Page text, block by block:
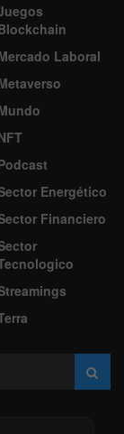
Laboral
Energético
Financiero